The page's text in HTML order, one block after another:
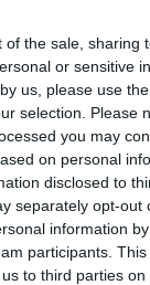
of the sale, sharing
or sensitive
us, please use
selection. Please
you may
on personal
disclosed to
separately opt-out
information
participants.
to third parties on